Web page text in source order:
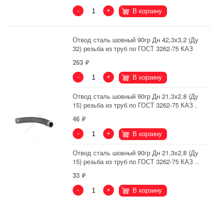
- + В корзину
Отвод сталь шовный 90гр Дн 42,3х3,2 (Ду
32) резьба из труб по ГОСТ 3262-75 КАЗ
263
- + В корзину
Отвод сталь шовный 90гр Дн 21,3х2,8 (Ду
15) резьба из труб по ГОСТ 3262-75 КАЗ .
46
- + В корзину
Отвод сталь шовный 90гр Дн 21,3х2,8 (Ду
15) резьба из труб по ГОСТ 3262-75 КАЗ ..
33
- + В корзину